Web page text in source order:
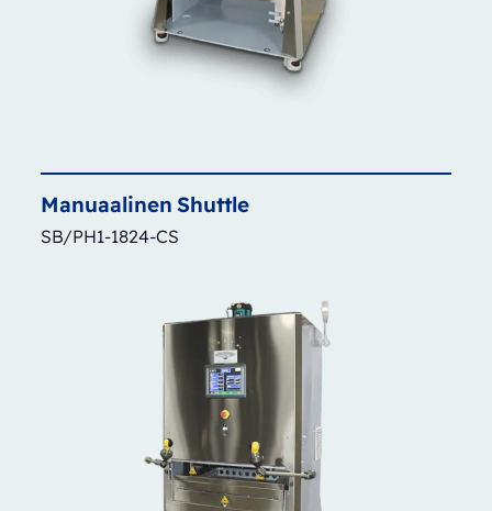
Manuaalinen Shuttle
SB/PH1-1824-CS